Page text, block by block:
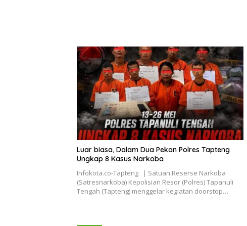
Luar biasa, Dalam Dua Pekan Polres Tapteng
Ungkap 8 Kasus Narkoba
Infokota.co-Tapteng | Satuan Reserse Narkoba
(Satresnarkoba) Kepolisian Resor (Polres) Tapanuli
Tengah (Tapteng) menggelar kegiatan doorstop…